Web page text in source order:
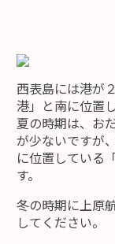
西表島には港が
港」と南に位置
夏の時期は、お
が少ないですが
に位置している
す。
冬の時期に上原
してください。